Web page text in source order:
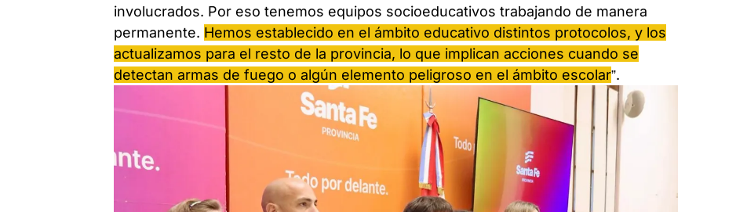
involucrados. Por eso tenemos equipos socioeducativos trabajando de manera
permanente. Hemos establecido en el ámbito educativo distintos protocolos, y los
actualizamos para el resto de la provincia, lo que implican acciones cuando se
detectan armas de fuego o algún elemento peligroso en el ámbito escolar”.